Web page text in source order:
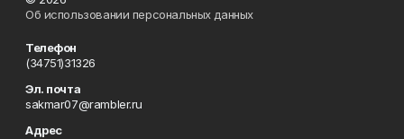
Об использовании персональных данных
Телефон
(34751)31326
Эл. почта
sakmar07@rambler.ru
Адрес